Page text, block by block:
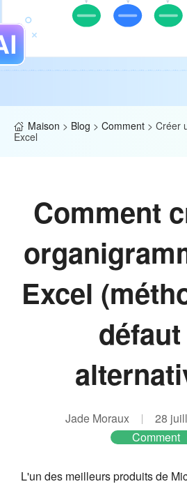
Maison > Blog > Comment > Créer
Excel
Comment
Excel
Jade Moraux
28
Comment
L'un des meilleurs produits de